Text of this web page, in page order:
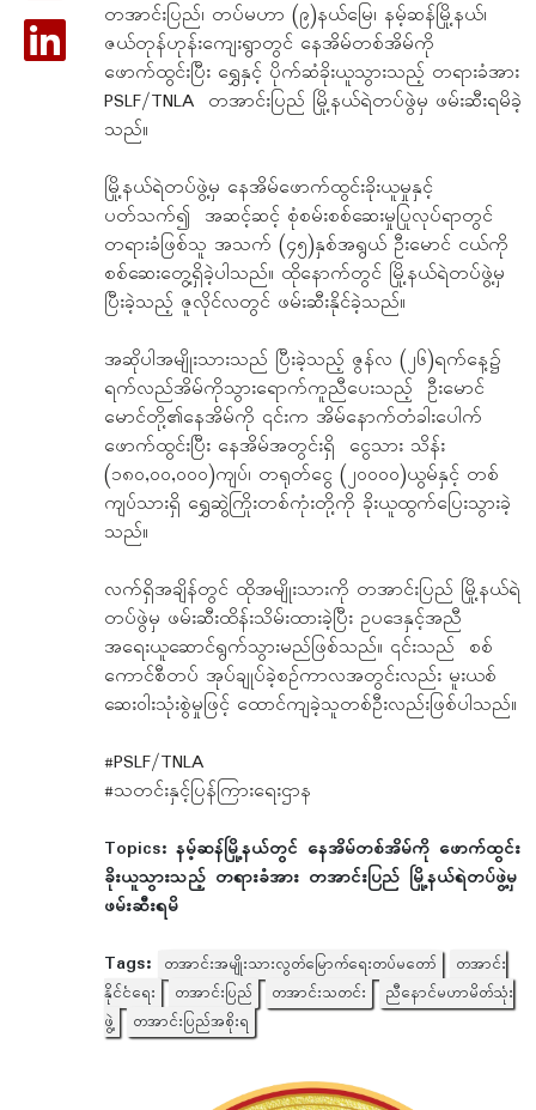
တအာင်းပြည်၊ တပ်မဟာ (၉)နယ်မြေ၊ နမ့်ဆန်မြို့နယ်၊
ဇယ်တုန်ဟုန်းကျေးရွာတွင် နေအိမ်တစ်အိမ်ကို
ဖောက်ထွင်းပြီး ရွှေနှင့် ပိုက်ဆံခိုးယူသွားသည့် တရားခံအား
PSLF/TNLA တအာင်းပြည် မြို့နယ်ရဲတပ်ဖွဲမှ ဖမ်းဆီးရမိခဲ့
သည်။
မြို့နယ်ရဲတပ်ဖွဲ့မှ နေအိမ်ဖောက်ထွင်းခိုးယူမှုနှင့်
ပတ်သက်၍ အဆင့်ဆင့် စုံစမ်းစစ်ဆေးမှုပြုလုပ်ရာတွင်
တရားခံဖြစ်သူ အသက် (၄၅)နှစ်အရွယ် ဦးမောင် ငယ်ကို
စစ်ဆေးတွေ့ရှိခဲ့ပါသည်။ ထိုနောက်တွင် မြို့နယ်ရဲတပ်ဖွဲ့မှ
ပြီးခဲ့သည့် ဇူလိုင်လတွင် ဖမ်းဆီးနိုင်ခဲ့သည်။
အဆိုပါအမျိုးသားသည် ပြီးခဲ့သည့် ဇွန်လ (၂၆)ရက်နေ့၌
ရက်လည်အိမ်ကိုသွားရောက်ကူညီပေးသည့် ဦးမောင်
မောင်တို့၏နေအိမ်ကို ၎င်းက အိမ်နောက်တံခါးပေါက်
ဖောက်ထွင်းပြီး နေအိမ်အတွင်းရှိ ငွေသား သိန်း
(၁၈၀,၀၀,၀၀၀)ကျပ်၊ တရုတ်ငွေ (၂၀၀၀၀)ယွမ်နှင့် တစ်
ကျပ်သားရှိ ရွှေဆွဲကြိုးတစ်ကုံးတို့ကို ခိုးယူထွက်ပြေးသွားခဲ့
သည်။
လက်ရှိအချိန်တွင် ထိုအမျိုးသားကို တအာင်းပြည် မြို့နယ်ရဲ
တပ်ဖွဲမှ ဖမ်းဆီးထိန်းသိမ်းထားခဲ့ပြီး ဥပဒေနှင့်အညီ
အရေးယူဆောင်ရွက်သွားမည်ဖြစ်သည်။ ၎င်းသည် စစ်
ကောင်စီတပ် အုပ်ချုပ်ခဲ့စဉ်ကာလအတွင်းလည်း မူးယစ်
ဆေးဝါးသုံးစွဲမှုဖြင့် ထောင်ကျခဲ့သူတစ်ဦးလည်းဖြစ်ပါသည်။
#PSLF/TNLA
#သတင်းနှင့်ပြန်ကြားရေးဌာန
Topics:နမ့်ဆန်မြို့နယ်တွင် နေအိမ်တစ်အိမ်ကို ဖောက်ထွင်း
ခိုးယူသွားသည့် တရားခံအား တအာင်းပြည် မြို့နယ်ရဲတပ်ဖွဲ့မှ
ဖမ်းဆီးရမိ
Tags:
တအာင်းအမျိုးသားလွတ်မြောက်ရေးတပ်မတော်
တအာင်း
နိုင်ငံရေး
တအာင်းပြည် တအာင်းသတင်း
ညီနောင်မဟာမိတ်သုံး
ဖွဲ့
တအာင်းပြည်အစိုးရ